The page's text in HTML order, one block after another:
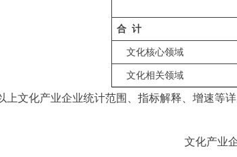
合 计
文化核心领域
文化相关领域
文化产业企业统计范围、指标解释、增速等详
文化产业企